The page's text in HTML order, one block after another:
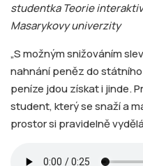
studentka Teorie
Masarykovy univerzity
„S možným snižováním
nahnání peněz do
peníze jdou získat i jinde.
student, který se snaží a
prostor si pravidelně